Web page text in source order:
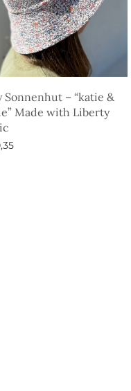
Sonnenhut – “katie &
Made with Liberty